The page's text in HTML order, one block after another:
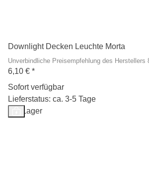
Downlight Decken Leuchte Morta
Unverbindliche Preisempfehlung des Herstellers
6,10 € *
Sofort verfügbar
Lieferstatus: ca. 3-5 Tage
Auf Lager